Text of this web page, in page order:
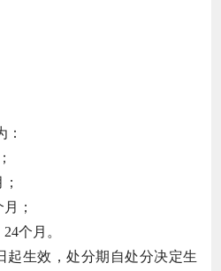
；
个月。
起生效，处分期自处分决定生